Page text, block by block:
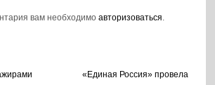
вам необходимоавторизоваться.
«Единая Россия» провела